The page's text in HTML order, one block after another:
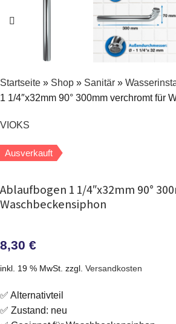
Startseite » Shop » Sanitär »
1 1/4″x32mm 90° 300mm verchromt für
VIOKS
Ausverkauft
Ablaufbogen 1 1/4″x32mm 90°
Waschbeckensiphon
8,30 €
inkl. 19 % MwSt. zzgl. Versandkosten
✅ Alternativteil
✅ Zustand: neu